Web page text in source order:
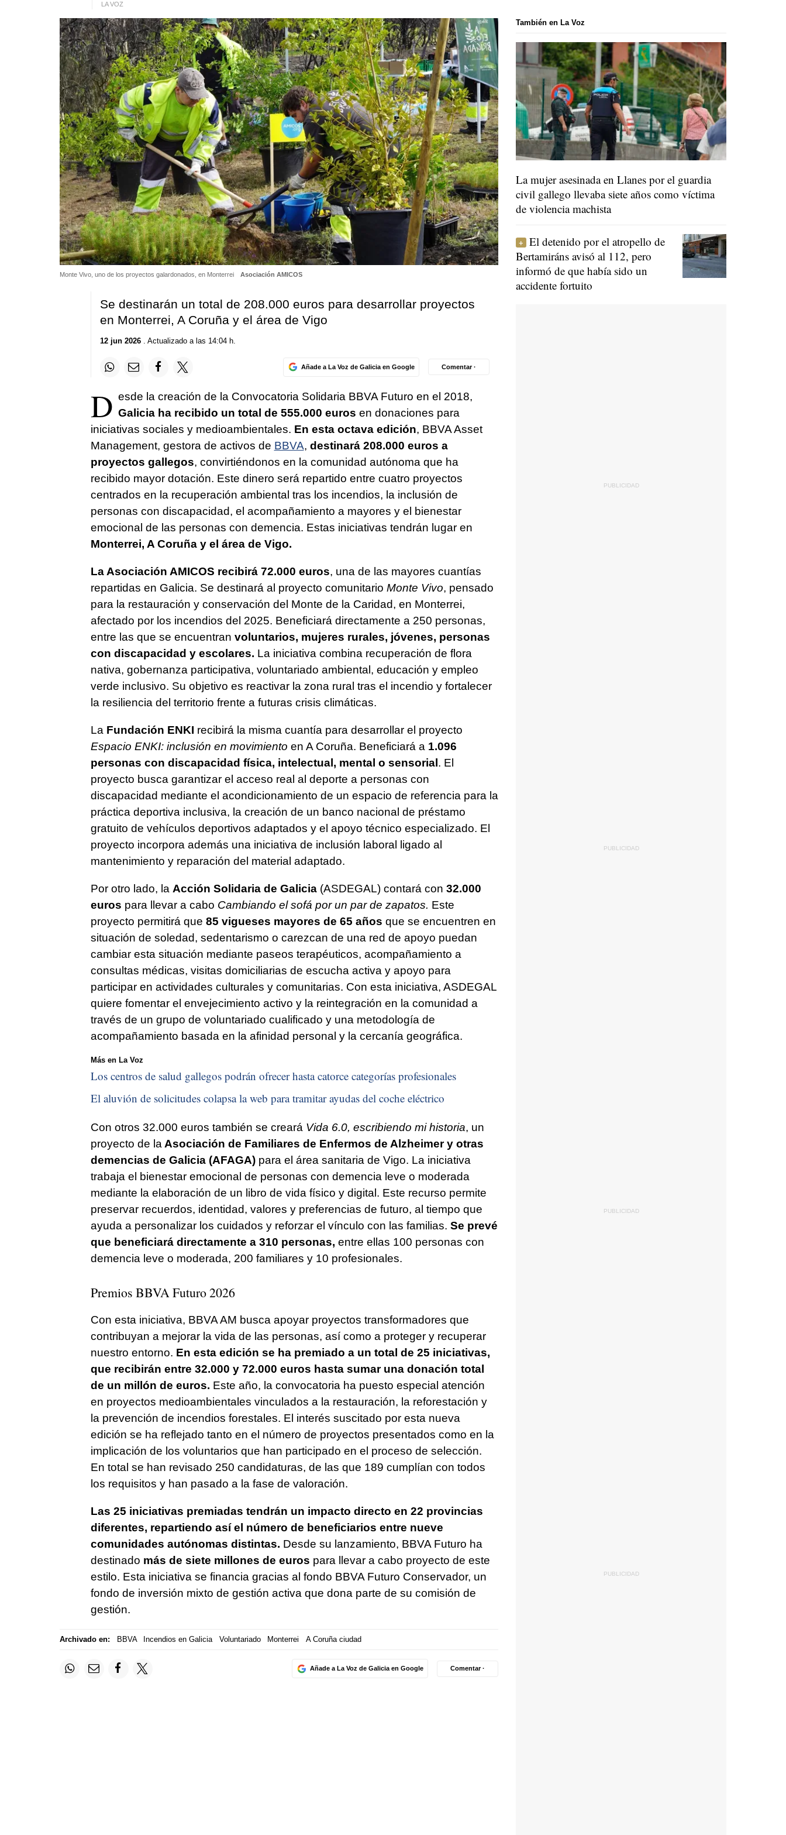
LA VOZ
Monte Vivo, uno de los proyectos galardonados, en Monterrei Asociación AMICOS
Se destinarán un total de 208.000 euros para desarrollar proyectos
en Monterrei, A Coruña y el área de Vigo
12 jun 2026. Actualizado a las 14:04 h.
Añade a La Voz de Galicia en Google Comentar ·
D esde la creación de la Convocatoria Solidaria BBVA Futuro en el 2018,
Galicia ha recibido un total de 555.000 euros en donaciones para
iniciativas sociales y medioambientales. En esta octava edición, BBVA Asset
Management, gestora de activos de BBVA, destinará 208.000 euros a
proyectos gallegos, convirtiéndonos en la comunidad autónoma que ha
recibido mayor dotación. Este dinero será repartido entre cuatro proyectos
centrados en la recuperación ambiental tras los incendios, la inclusión de
personas con discapacidad, el acompañamiento a mayores y el bienestar
emocional de las personas con demencia. Estas iniciativas tendrán lugar en
Monterrei, A Coruña y el área de Vigo.
La Asociación AMICOS recibirá 72.000 euros, una de las mayores cuantías
repartidas en Galicia. Se destinará al proyecto comunitario Monte Vivo, pensado
para la restauración y conservación del Monte de la Caridad, en Monterrei,
afectado por los incendios del 2025. Beneficiará directamente a 250 personas,
entre las que se encuentran voluntarios, mujeres rurales, jóvenes, personas
con discapacidad y escolares. La iniciativa combina recuperación de flora
nativa, gobernanza participativa, voluntariado ambiental, educación y empleo
verde inclusivo. Su objetivo es reactivar la zona rural tras el incendio y fortalecer
la resiliencia del territorio frente a futuras crisis climáticas.
La Fundación ENKI recibirá la misma cuantía para desarrollar el proyecto
Espacio ENKI: inclusión en movimiento en A Coruña. Beneficiará a 1.096
personas con discapacidad física, intelectual, mental o sensorial. El
proyecto busca garantizar el acceso real al deporte a personas con
discapacidad mediante el acondicionamiento de un espacio de referencia para la
práctica deportiva inclusiva, la creación de un banco nacional de préstamo
gratuito de vehículos deportivos adaptados y el apoyo técnico especializado. El
proyecto incorpora además una iniciativa de inclusión laboral ligado al
mantenimiento y reparación del material adaptado.
Por otro lado, la Acción Solidaria de Galicia(ASDEGAL) contará con 32.000
euros para llevar a cabo Cambiando el sofá por un par de zapatos. Este
proyecto permitirá que 85 vigueses mayores de 65 años que se encuentren en
situación de soledad, sedentarismo o carezcan de una red de apoyo puedan
cambiar esta situación mediante paseos terapéuticos, acompañamiento a
consultas médicas, visitas domiciliarias de escucha activa y apoyo para
participar en actividades culturales y comunitarias. Con esta iniciativa, ASDEGAL
quiere fomentar el envejecimiento activo y la reintegración en la comunidad a
través de un grupo de voluntariado cualificado y una metodología de
acompañamiento basada en la afinidad personal y la cercanía geográfica.
Más en La Voz
Los centros de salud gallegos podrán ofrecer hasta catorce categorías profesionales
El aluvión de solicitudes colapsa la web para tramitar ayudas del coche eléctrico
Con otros 32.000 euros también se creará Vida 6.0, escribiendo mi historia, un
proyecto de la Asociación de Familiares de Enfermos de Alzheimer y otras
demencias de Galicia (AFAGA)para el área sanitaria de Vigo. La iniciativa
trabaja el bienestar emocional de personas con demencia leve o moderada
mediante la elaboración de un libro de vida físico y digital. Este recurso permite
preservar recuerdos, identidad, valores y preferencias de futuro, al tiempo que
ayuda a personalizar los cuidados y reforzar el vínculo con las familias. Se prevé
que beneficiará directamente a 310 personas, entre ellas 100 personas con
demencia leve o moderada, 200 familiares y 10 profesionales.
Premios BBVA Futuro 2026
Con esta iniciativa, BBVA AM busca apoyar proyectos transformadores que
contribuyan a mejorar la vida de las personas, así como a proteger y recuperar
nuestro entorno. En esta edición se ha premiado a un total de 25 iniciativas,
que recibirán entre 32.000 y 72.000 euros hasta sumar una donación total
de un millón de euros. Este año, la convocatoria ha puesto especial atención
en proyectos medioambientales vinculados a la restauración, la reforestación y
la prevención de incendios forestales. El interés suscitado por esta nueva
edición se ha reflejado tanto en el número de proyectos presentados como en la
implicación de los voluntarios que han participado en el proceso de selección.
En total se han revisado 250 candidaturas, de las que 189 cumplían con todos
los requisitos y han pasado a la fase de valoración.
Las 25 iniciativas premiadas tendrán un impacto directo en 22 provincias
diferentes, repartiendo así el número de beneficiarios entre nueve
comunidades autónomas distintas. Desde su lanzamiento, BBVA Futuro ha
destinado más de siete millones de euros para llevar a cabo proyecto de este
estilo. Esta iniciativa se financia gracias al fondo BBVA Futuro Conservador, un
fondo de inversión mixto de gestión activa que dona parte de su comisión de
gestión.
Archivado en: BBVA Incendios en Galicia Voluntariado Monterrei A Coruña ciudad
Añade a La Voz de Galicia en Google Comentar ·
También en La Voz
La mujer asesinada en Llanes por el guardia
civil gallego llevaba siete años como víctima
de violencia machista
El detenido por el atropello de
Bertamiráns avisó al 112, pero
informó de que había sido un
accidente fortuito